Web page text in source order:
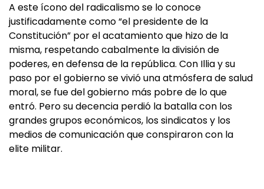
A este ícono del radicalismo se lo conoce
justificadamente como “el presidente de la
Constitución” por el acatamiento que hizo de la
misma, respetando cabalmente la división de
poderes, en defensa de la república. Con Illia y su
paso por el gobierno se vivió una atmósfera de salud
moral, se fue del gobierno más pobre de lo que
entró. Pero su decencia perdió la batalla con los
grandes grupos económicos, los sindicatos y los
medios de comunicación que conspiraron con la
elite militar.